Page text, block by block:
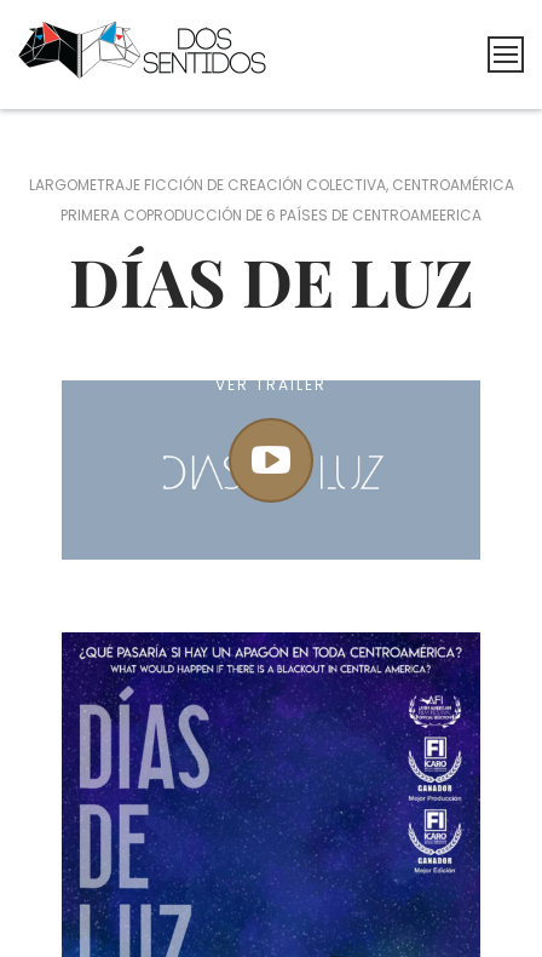
content
Dos
LARGOMETRAJE FICCIÓN DE CREACIÓN COLECTIVA, CENTROAMÉRICA
PRIMERA COPRODUCCIÓN DE 6 PAÍSES DE CENTROAMEERICA
DÍAS DE LUZ
VER TRAILER